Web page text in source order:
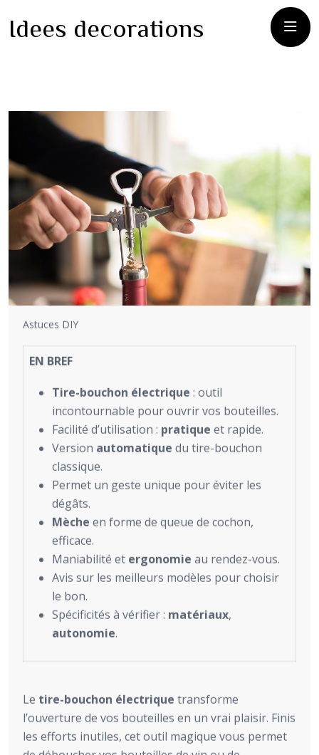
Idees decorations
Astuces DIY
EN BREF
Tire-bouchon électrique : outil
incontournable pour ouvrir vos bouteilles.
Facilité d’utilisation : pratique et rapide.
Version automatique du tire-bouchon
classique.
Permet un geste unique pour éviter les
dégâts.
Mèche en forme de queue de cochon,
efficace.
Maniabilité et ergonomie au rendez-vous.
Avis sur les meilleurs modèles pour choisir
le bon.
Spécificités à vérifier : matériaux,
autonomie.
Le tire-bouchon électrique transforme
l’ouverture de vos bouteilles en un vrai plaisir. Finis
les efforts inutiles, cet outil magique vous permet